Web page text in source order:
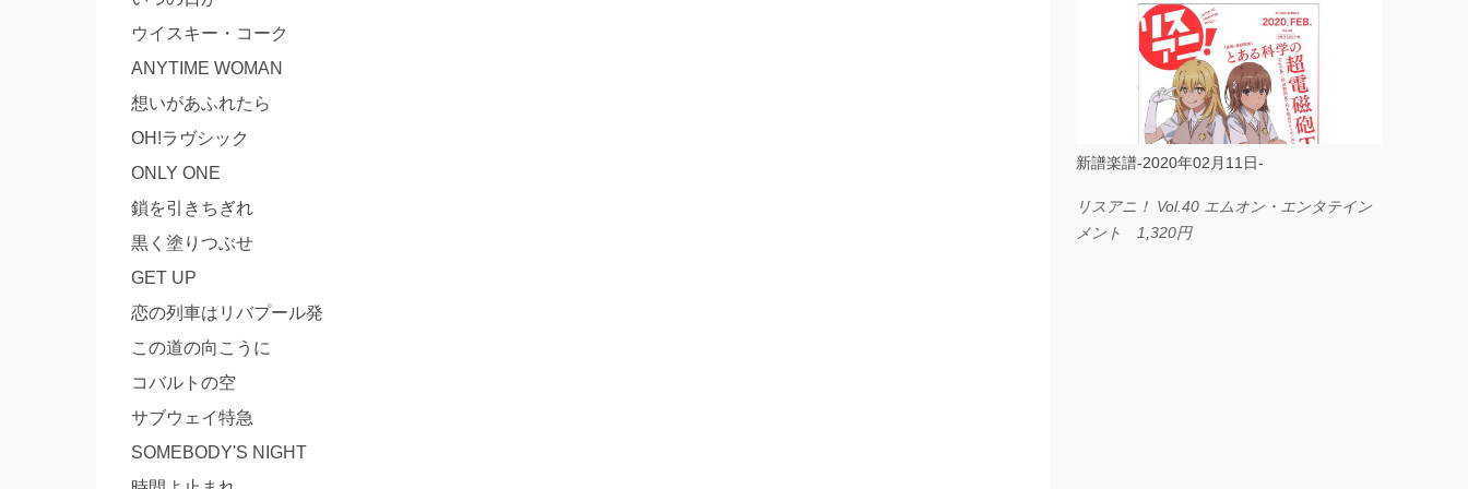
ウイスキー・コーク
ANYTIME WOMAN
想いがあふれたら
OH!ラヴシック
ONLY ONE
鎖を引きちぎれ
黒く塗りつぶせ
GET UP
恋の列車はリバプール発
この道の向こうに
コバルトの空
サブウェイ特急
SOMEBODY'S NIGHT
ス I LOVE．．． Official髭男dism やさしく
弾ける ピアノピース フェアリー 660円
BP2225 Kingdom of the Heavens 春畑道哉
バンドピース フェアリー 825円
新譜楽譜-2020年02月11日-
リスアニ！ Vol.40 エムオン・エンタテイン
メント 1,320円